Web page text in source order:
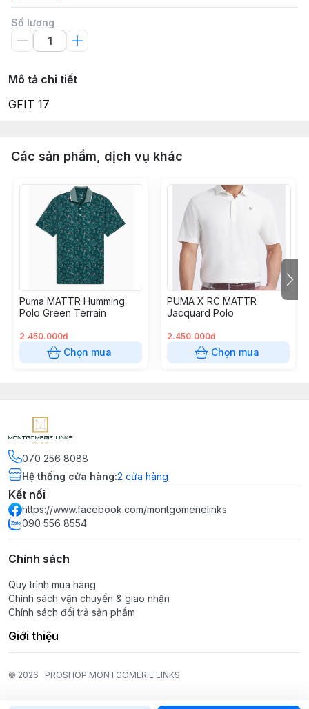
Số lượng
Mô tả chi tiết
GFIT 17
Các sản phẩm, dịch vụ khác
Puma MATTR Humming
Polo Green Terrain
2.450.000đ
Chọn mua
PUMA X RC MATTR
Jacquard Polo
2.450.000đ
Chọn mua
070 256 8088
Hệ thống cửa hàng:2 cửa hàng
Kết nối
https://www.facebook.com/montgomerielinks
090 556 8554
Chính sách
Quy trình mua hàng
Chính sách vận chuyển & giao nhận
Chính sách đổi trả sản phẩm
Giới thiệu
© 2026 PROSHOP MONTGOMERIE LINKS